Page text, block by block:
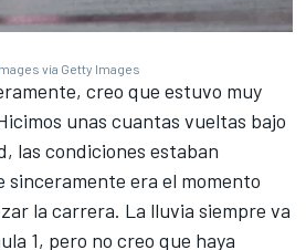
vía Getty Images
creo que estuvo muy
unas cuantas vueltas bajo
las condiciones estaban
sinceramente era el momento
la carrera. La lluvia siempre va
1, pero no creo que haya